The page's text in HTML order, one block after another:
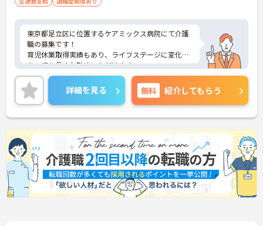
東京都足立区に位置するケアミックス病院にて介護
職の募集です！
育児休業取得実績もあり、ライフステージに変化が
あっても長くお勤めいただけます。
ご興味ある方には、面接対策ポイントなど、さらに
詳細をお話しいたしますのでお気軽にご相談くださ
い！
詳細を見る 無料 紹介してもらう